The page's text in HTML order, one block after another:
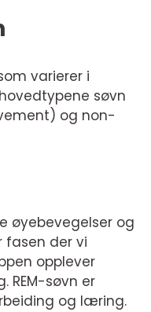
varierer i
søvn
og non-
øyebevegelser og
fasen der vi
opplever
REM-søvn er
og læring.